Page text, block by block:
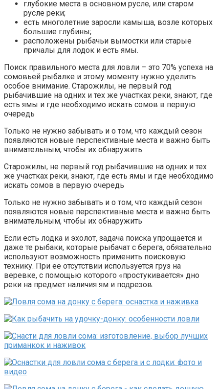
глубокие места в основном русле, или старом
русле реки;
есть многолетние заросли камыша, возле которых
большие глубины;
расположены рыбачьи вымостки или старые
причалы для лодок и есть ямы.
Поиск правильного места для ловли – это 70% успеха на
сомовьей рыбалке и этому моменту нужно уделить
особое внимание. Старожилы, не первый год
рыбачившие на одних и тех же участках реки, знают, где
есть ямы и где необходимо искать сомов в первую
очередь
Только не нужно забывать и о том, что каждый сезон
появляются новые перспективные места и важно быть
внимательным, чтобы их обнаружить
Старожилы, не первый год рыбачившие на одних и тех
же участках реки, знают, где есть ямы и где необходимо
искать сомов в первую очередь
Только не нужно забывать и о том, что каждый сезон
появляются новые перспективные места и важно быть
внимательным, чтобы их обнаружить
Если есть лодка и эхолот, задача поиска упрощается и
даже те рыбаки, которые рыбачат с берега, обязательно
используют возможность применить поисковую
технику. При ее отсутствии используется груз на
веревке, с помощью которого «простукивается» дно
реки на предмет наличия ям и подрезов.